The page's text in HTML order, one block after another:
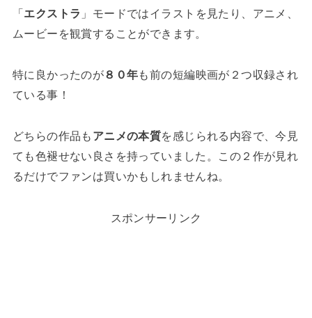
「エクストラ 」モードではイラストを見たり、アニメ、
ムービーを観賞することができます。
特に良かったのが８０年も前の短編映画が２つ収録され
ている事！
どちらの作品も アニメの本質を感じられる内容で、今見
ても色褪せない良さを持っていました。この２作が見れ
るだけでファンは買いかもしれませんね。
スポンサーリンク